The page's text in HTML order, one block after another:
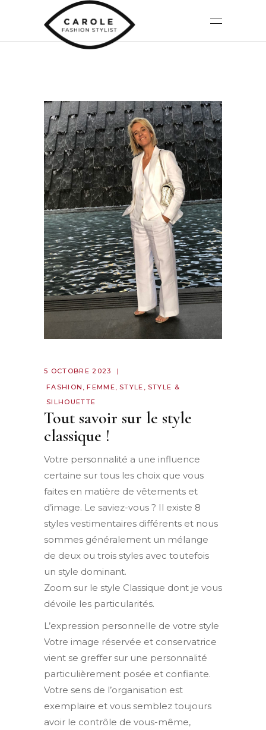
5 OCTOBRE 2023
FASHION ,FEMME, STYLE , STYLE &
SILHOUETTE
Tout savoir sur le style
classique !
Votre personnalité a une influence
certaine sur tous les choix que vous
faites en matière de vêtements et
d’image. Le saviez-vous ? Il existe 8
styles vestimentaires différents et nous
sommes généralement un mélange
de deux ou trois styles avec toutefois
un style dominant.
Zoom sur le style Classique dont je vous
dévoile les particularités.
L’expression personnelle de votre style
Votre image réservée et conservatrice
vient se greffer sur une personnalité
particulièrement posée et confiante.
Votre sens de l’organisation est
exemplaire et vous semblez toujours
avoir le contrôle de vous-même,